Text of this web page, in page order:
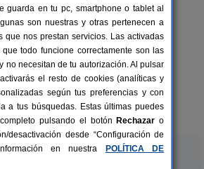
2+1 pers.
desde75 €
Loft Nature
(Soria)
guarda en tu pc, smartphone o tablet al
son nuestras y otras pertenecen a
que nos prestan servicios. Las activadas
todo funcione correctamente son las
no necesitan de tu autorización. Al pulsar
activarás el resto de cookies (analíticas y
según tus preferencias y con
a tus búsquedas. Estas últimas puedes
pulsando el botón Rechazar o
desactivación desde “Configuración de
en nuestra
POLÍTICA DE